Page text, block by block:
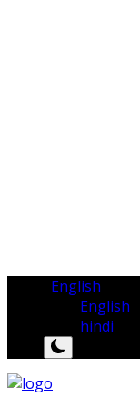
English
English
hindi